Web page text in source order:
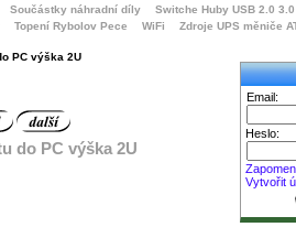
Součástky náhradní díly Switche Huby USB 2.0 3.0
Topení Rybolov Pece WiFi Zdroje UPS měniče
PC výška 2U
do PC výška 2U
Email:
Heslo:
Vytvořit